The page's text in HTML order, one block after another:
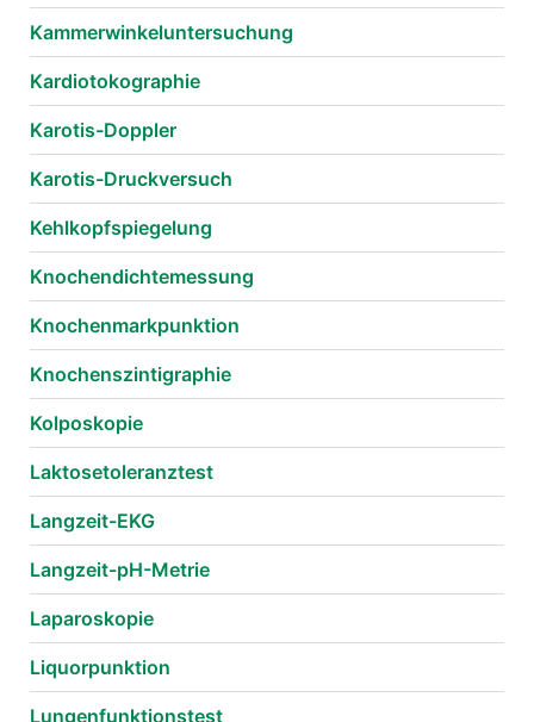
Kammerwinkeluntersuchung
Kardiotokographie
Karotis-Doppler
Karotis-Druckversuch
Kehlkopfspiegelung
Knochendichtemessung
Knochenmarkpunktion
Knochenszintigraphie
Kolposkopie
Laktosetoleranztest
Langzeit-EKG
Langzeit-pH-Metrie
Laparoskopie
Liquorpunktion
Lungenfunktionstest